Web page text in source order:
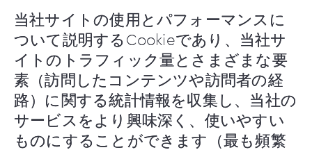
当社サイトの使用とパフォーマンスに
ついて説明するCookieであり、当社サ
イトのトラフィック量とさまざまな要
素（訪問したコンテンツや訪問者の経
路）に関する統計情報を収集し、当社の
サービスをより興味深く、使いやすい
ものにすることができます（最も頻繁